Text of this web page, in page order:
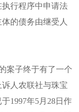
行程序中申请法
的债务由继受人
案子终于有了一个
人农联社与珠宝
1997年5月28日作